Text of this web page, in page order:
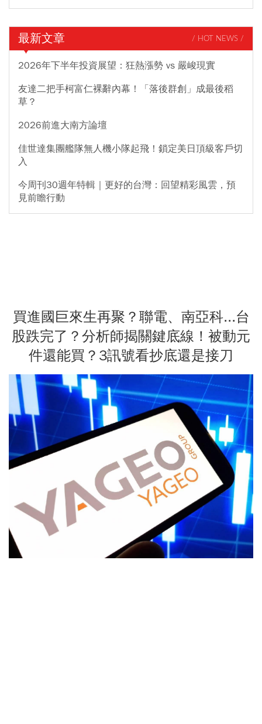
最新文章 / HOT NEWS /
2026年下半年投資展望：狂熱漲勢 vs 嚴峻現實
友達二把手柯富仁裸辭內幕！「落後群創」成最後稻
草？
2026前進大南方論壇
佳世達集團艦隊無人機小隊起飛！鎖定美日頂級客戶切
入
今周刊30週年特輯｜更好的台灣：回望精彩風雲，預
見前瞻行動
買進國巨來生再聚？聯電、南亞科...台
股跌完了？分析師揭關鍵底線！被動元
件還能買？3訊號看抄底還是接刀